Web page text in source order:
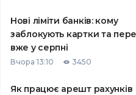
КОНТАКТИ
Нові ліміти банків: кому
заблокують картки та
вже у серпні
Вчора 13:10 3450
Як працює арешт рахунків